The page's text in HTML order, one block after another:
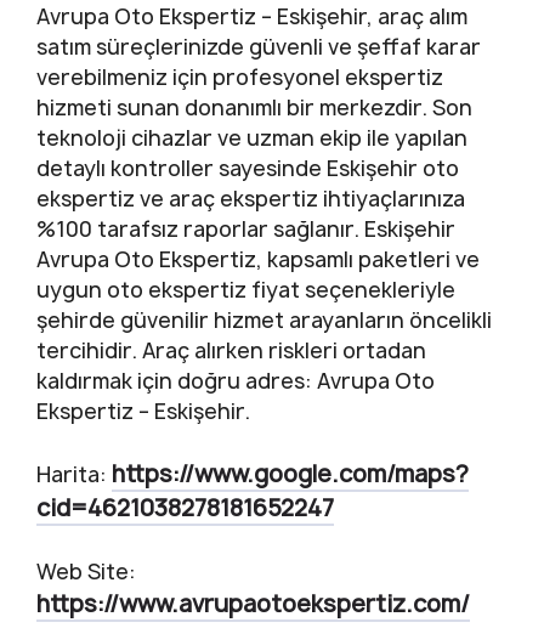
Avrupa Oto Ekspertiz – Eskişehir, araç alım
satım süreçlerinizde güvenli ve şeffaf karar
verebilmeniz için profesyonel ekspertiz
hizmeti sunan donanımlı bir merkezdir. Son
teknoloji cihazlar ve uzman ekip ile yapılan
detaylı kontroller sayesinde Eskişehir oto
ekspertiz ve araç ekspertiz ihtiyaçlarınıza
%100 tarafsız raporlar sağlanır. Eskişehir
Avrupa Oto Ekspertiz, kapsamlı paketleri ve
uygun oto ekspertiz fiyat seçenekleriyle
şehirde güvenilir hizmet arayanların öncelikli
tercihidir. Araç alırken riskleri ortadan
kaldırmak için doğru adres: Avrupa Oto
Ekspertiz – Eskişehir.
Harita: https://www.google.com/maps?
cid=4621038278181652247
Web Site:
https://www.avrupaotoekspertiz.com/